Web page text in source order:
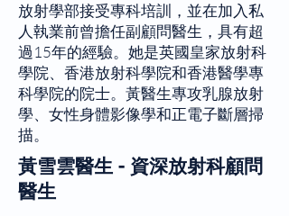
放射學部接受專科培訓，並在加入私
人執業前曾擔任副顧問醫生，具有超
過15年的經驗。她是英國皇家放射科
學院、香港放射科學院和香港醫學專
科學院的院士。黃醫生專攻乳腺放射
學、女性身體影像學和正電子斷層掃
描。
黃雪雲醫生 - 資深放射科顧問
醫生